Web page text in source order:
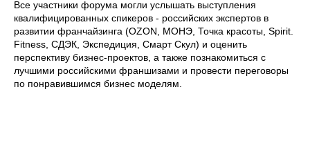
Все участники форума могли услышать выступления
квалифицированных спикеров - российских экспертов в
развитии франчайзинга (OZON, МОНЭ, Точка красоты, Spirit.
Fitness, СДЭК, Экспедиция, Смарт Скул) и оценить
перспективу бизнес-проектов, а также познакомиться с
лучшими российскими франшизами и провести переговоры
по понравившимся бизнес моделям.